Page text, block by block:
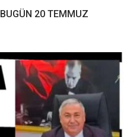
BUGÜN 20 TEMMUZ